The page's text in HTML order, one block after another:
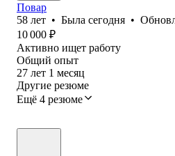
Повар
58 лет • Была сегодня •
10 000 ₽
Активно ищет работу
Общий опыт
27 лет 1 месяц
Другие резюме
Ещё 4 резюме